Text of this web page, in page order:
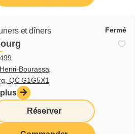
et dîners Fermé
Bourassa,
QC G1G5X1
Réserver
vos proches aient le bec
Cora plaît à tous les
une carte-cadeau